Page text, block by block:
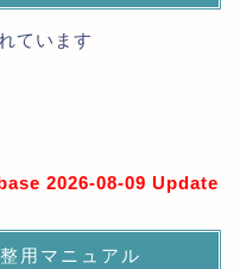
ています
2026-08-09 Update
用マニュアル